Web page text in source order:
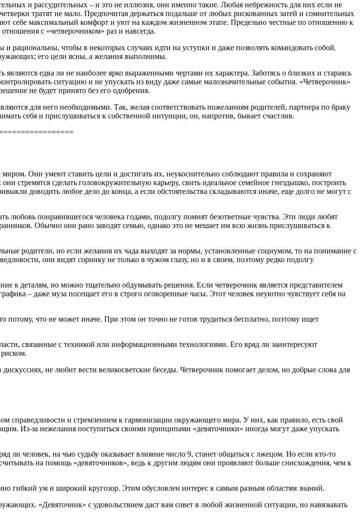
и рассудительных – и это не иллюзия, они именно такие. Любая небрежность для них если не
тратят не мало. Предпочитая держаться подальше от любых рискованных затей и сомнительных
себе максимальный комфорт и уют на каждом жизненном этапе. Предельно честные по отношению к
с «четверочником» раз и навсегда.
рациональны, чтобы в некоторых случаях идти на уступки и даже позволять командовать собой.
его цели ясны, а желания выполнимы.
едва ли не наиболее ярко выраженными чертами их характера. Заботясь о близких и стараясь
ситуацию и не упускать из виду даже самые малозначительные события. «Четверочник»
не будет принято без его одобрения.
для него необходимыми. Так, желая соответствовать пожеланиям родителей, партнера по браку
себя и прислушиваться к собственной интуиции, он, напротив, бывает счастлив.
Они умеют ставить цели и достигать их, неукоснительно соблюдают правила и сохраняют
стремятся сделать головокружительную карьеру, свить идеальное семейное гнездышко, построить
доводить любое дело до конца, а если обстоятельства складываются иначе, еще долго не могут с
любовь понравившегося человека годами, подолгу помнят безответные чувства. Эти люди любят
Обычно они рано заводят семью, однако это не мешает им всю жизнь прислушиваться к
родители, но если желания их чада выходят за нормы, установленные социумом, то на понимание с
они видят соринку не только в чужом глазу, но и в своем, поэтому редко подолгу
к деталям, но можно тщательно обдумывать решения. Если четверочник является представителем
– даже муза посещает его в строго оговоренные часы. Этот человек неуютно чувствует себя на
потому, что не может иначе. При этом он точно не готов трудиться бесплатно, поэтому ищет
связанные с техникой или информационными технологиями. Его вряд ли заинтересуют
не любит вести великосветские беседы. Четверочник помогает делом, но добрые слова для
справедливости и стремлением к гармонизации окружающего мира. У них, как правило, есть свой
Из-за нежелания поступиться своими принципами «девяточники» иногда могут даже упускать
человек, на чью судьбу оказывает влияние число 9, станет общаться с лжецом. Но если кто-то
на помощь «девяточников», ведь к другим людям они проявляют больше снисхождения, чем к
гибкий ум и широкий кругозор. Этим обусловлен интерес к самым разным областям знаний.
«Девяточник» с удовольствием даст вам совет в любой жизненной ситуации, но навязывать